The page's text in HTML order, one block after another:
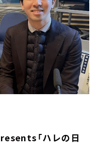
「ハレの日